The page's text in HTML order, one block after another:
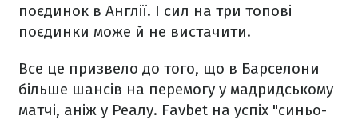
поєдинок в Англії. І сил на три топові
поєдинки може й не вистачити.
Все це призвело до того, що в Барселони
більше шансів на перемогу у мадридському
матчі, аніж у Реалу. Favbet на успіх "синьо-